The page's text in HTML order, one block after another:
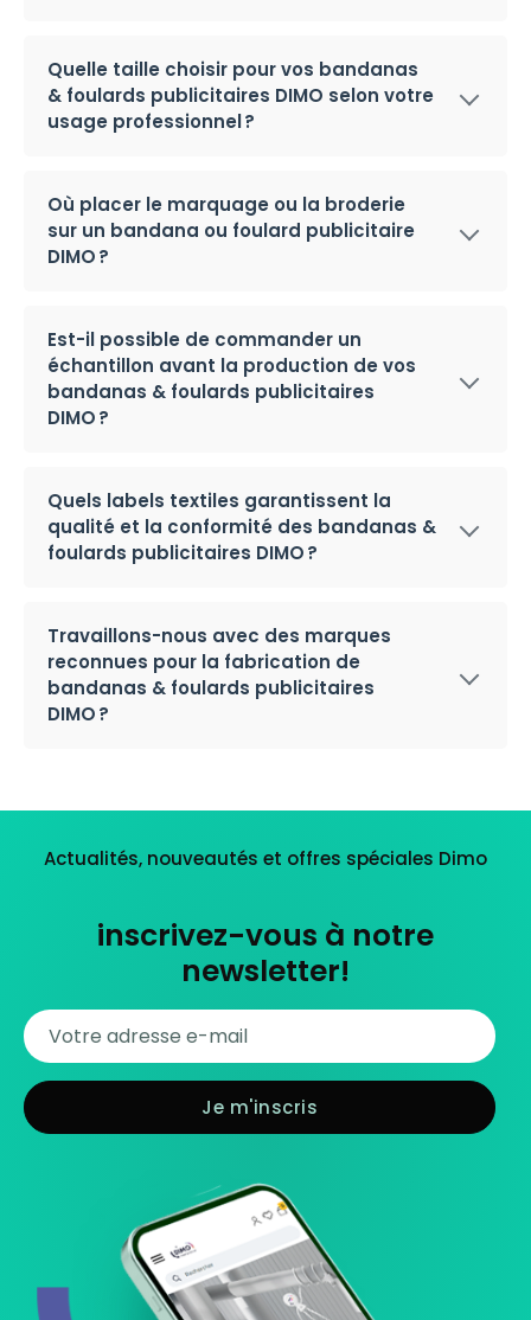
Quelle taille choisir pour vos bandanas
& foulards publicitaires DIMO selon votre
usage professionnel ?
Où placer le marquage ou la broderie
sur un bandana ou foulard publicitaire
DIMO ?
Est-il possible de commander un
échantillon avant la production de vos
bandanas & foulards publicitaires
DIMO ?
Quels labels textiles garantissent la
qualité et la conformité des bandanas &
foulards publicitaires DIMO ?
Travaillons-nous avec des marques
reconnues pour la fabrication de
bandanas & foulards publicitaires
DIMO ?
Actualités, nouveautés et offres spéciales Dimo
inscrivez-vous à notre
newsletter!